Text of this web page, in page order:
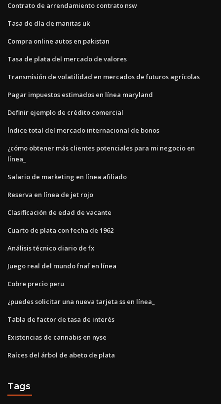
Contrato de arrendamiento contrato nsw
Tasa de día de manitas uk
Compra online autos en pakistan
Tasa de plata del mercado de valores
Transmisión de volatilidad en mercados de futuros agrícolas
Pagar impuestos estimados en línea maryland
Definir ejemplo de crédito comercial
Índice total del mercado internacional de bonos
¿cómo obtener más clientes potenciales para mi negocio en
línea_
Salario de marketing en línea afiliado
Reserva en línea de jet rojo
Clasificación de edad de vacante
Cuarto de plata con fecha de 1962
Análisis técnico diario de fx
Juego real del mundo fnaf en línea
Cobre precio peru
¿puedes solicitar una nueva tarjeta ss en línea_
Tabla de factor de tasa de interés
Existencias de cannabis en nyse
Raíces del árbol de abeto de plata
Tags